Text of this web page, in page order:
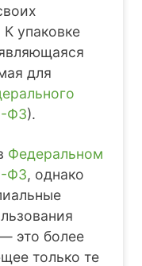
К упаковке
для
ФЗ).
Федеральном
ФЗ, однако
это более
только те